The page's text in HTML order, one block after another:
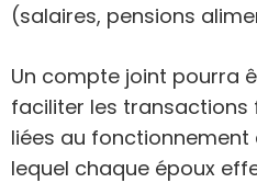
(salaires, pensions
Un compte joint pourra
faciliter les transactions
liées au fonctionnement
lequel chaque époux